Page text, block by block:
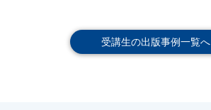
受講生の出版事例一覧へ